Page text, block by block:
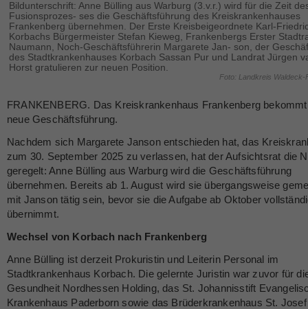
Bildunterschrift: Anne Bülling aus Warburg (3.v.r.) wird für die Zeit
Fusionsprozes- ses die Geschäftsführung des Kreiskrankenhauses
Frankenberg übernehmen. Der Erste Kreisbeigeordnete Karl-
Korbachs Bürgermeister Stefan Kieweg, Frankenbergs Erster
Naumann, Noch-Geschäftsführerin Margarete Jan- son, der
des Stadtkrankenhauses Korbach Sassan Pur und Landrat Jürgen
Horst gratulieren zur neuen Position.
Foto: Landkreis Waldeck-
FRANKENBERG. Das Kreiskrankenhaus Frankenberg
neue Geschäftsführung.
Nachdem sich Margarete Janson entschieden hat, das
zum 30. September 2025 zu verlassen, hat der Aufsichtsrat die
geregelt: Anne Bülling aus Warburg wird die Geschäftsführung
übernehmen. Bereits ab 1. August wird sie übergangsweise
mit Janson tätig sein, bevor sie die Aufgabe ab Oktober
übernimmt.
Wechsel von Korbach nach Frankenberg
Anne Bülling ist derzeit Prokuristin und Leiterin Personal im
Stadtkrankenhaus Korbach. Die gelernte Juristin war zuvor für
Gesundheit Nordhessen Holding, das St. Johannisstift
Krankenhaus Paderborn sowie das Brüderkrankenhaus St. Josef